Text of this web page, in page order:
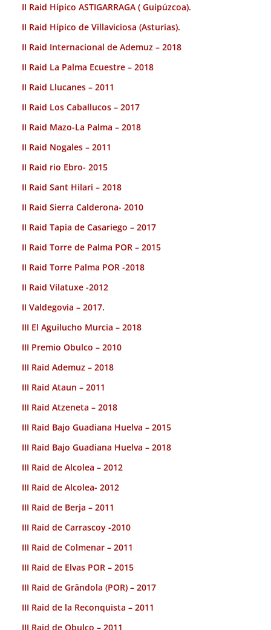
II Raid Hípico ASTIGARRAGA ( Guipúzcoa).
II Raid Hípico de Villaviciosa (Asturias).
II Raid Internacional de Ademuz – 2018
II Raid La Palma Ecuestre – 2018
II Raid Llucanes – 2011
II Raid Los Caballucos – 2017
II Raid Mazo-La Palma – 2018
II Raid Nogales – 2011
II Raid rio Ebro- 2015
II Raid Sant Hilari – 2018
II Raid Sierra Calderona- 2010
II Raid Tapia de Casariego – 2017
II Raid Torre de Palma POR – 2015
II Raid Torre Palma POR -2018
II Raid Vilatuxe -2012
II Valdegovia – 2017.
III El Aguilucho Murcia – 2018
III Premio Obulco – 2010
III Raid Ademuz – 2018
III Raid Ataun – 2011
III Raid Atzeneta – 2018
III Raid Bajo Guadiana Huelva – 2015
III Raid Bajo Guadiana Huelva – 2018
III Raid de Alcolea – 2012
III Raid de Alcolea- 2012
III Raid de Berja – 2011
III Raid de Carrascoy -2010
III Raid de Colmenar – 2011
III Raid de Elvas POR – 2015
III Raid de Grândola (POR) – 2017
III Raid de la Reconquista – 2011
III Raid de Obulco – 2011